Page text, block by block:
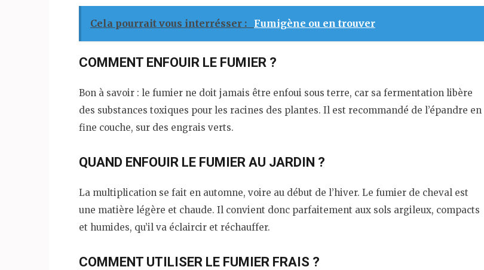
Cela pourrait vous interrésser : Fumigène ou en trouver
COMMENT ENFOUIR LE FUMIER ?
Bon à savoir : le fumier ne doit jamais être enfoui sous terre, car sa fermentation libère
des substances toxiques pour les racines des plantes. Il est recommandé de l’épandre en
fine couche, sur des engrais verts.
QUAND ENFOUIR LE FUMIER AU JARDIN ?
La multiplication se fait en automne, voire au début de l’hiver. Le fumier de cheval est
une matière légère et chaude. Il convient donc parfaitement aux sols argileux, compacts
et humides, qu’il va éclaircir et réchauffer.
COMMENT UTILISER LE FUMIER FRAIS ?